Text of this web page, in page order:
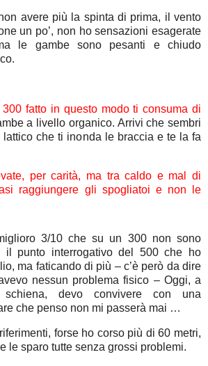
avere più la spinta di prima, il vento
un po’, non ho sensazioni esagerate
le gambe sono pesanti e chiudo
fatto in questo modo ti consuma di
a livello organico. Arrivi che sembri
lattico che ti inonda le braccia e te la fa
per carità, ma tra caldo e mal di
raggiungere gli spogliatoi e non le
3/10 che su un 300 non sono
il punto interrogativo del 500 che ho
ma faticando di più – c’è però da dire
nessun problema fisico – Oggi, a
devo convivere con una
che penso non mi passerà mai …
forse ho corso più di 60 metri,
le sparo tutte senza grossi problemi.